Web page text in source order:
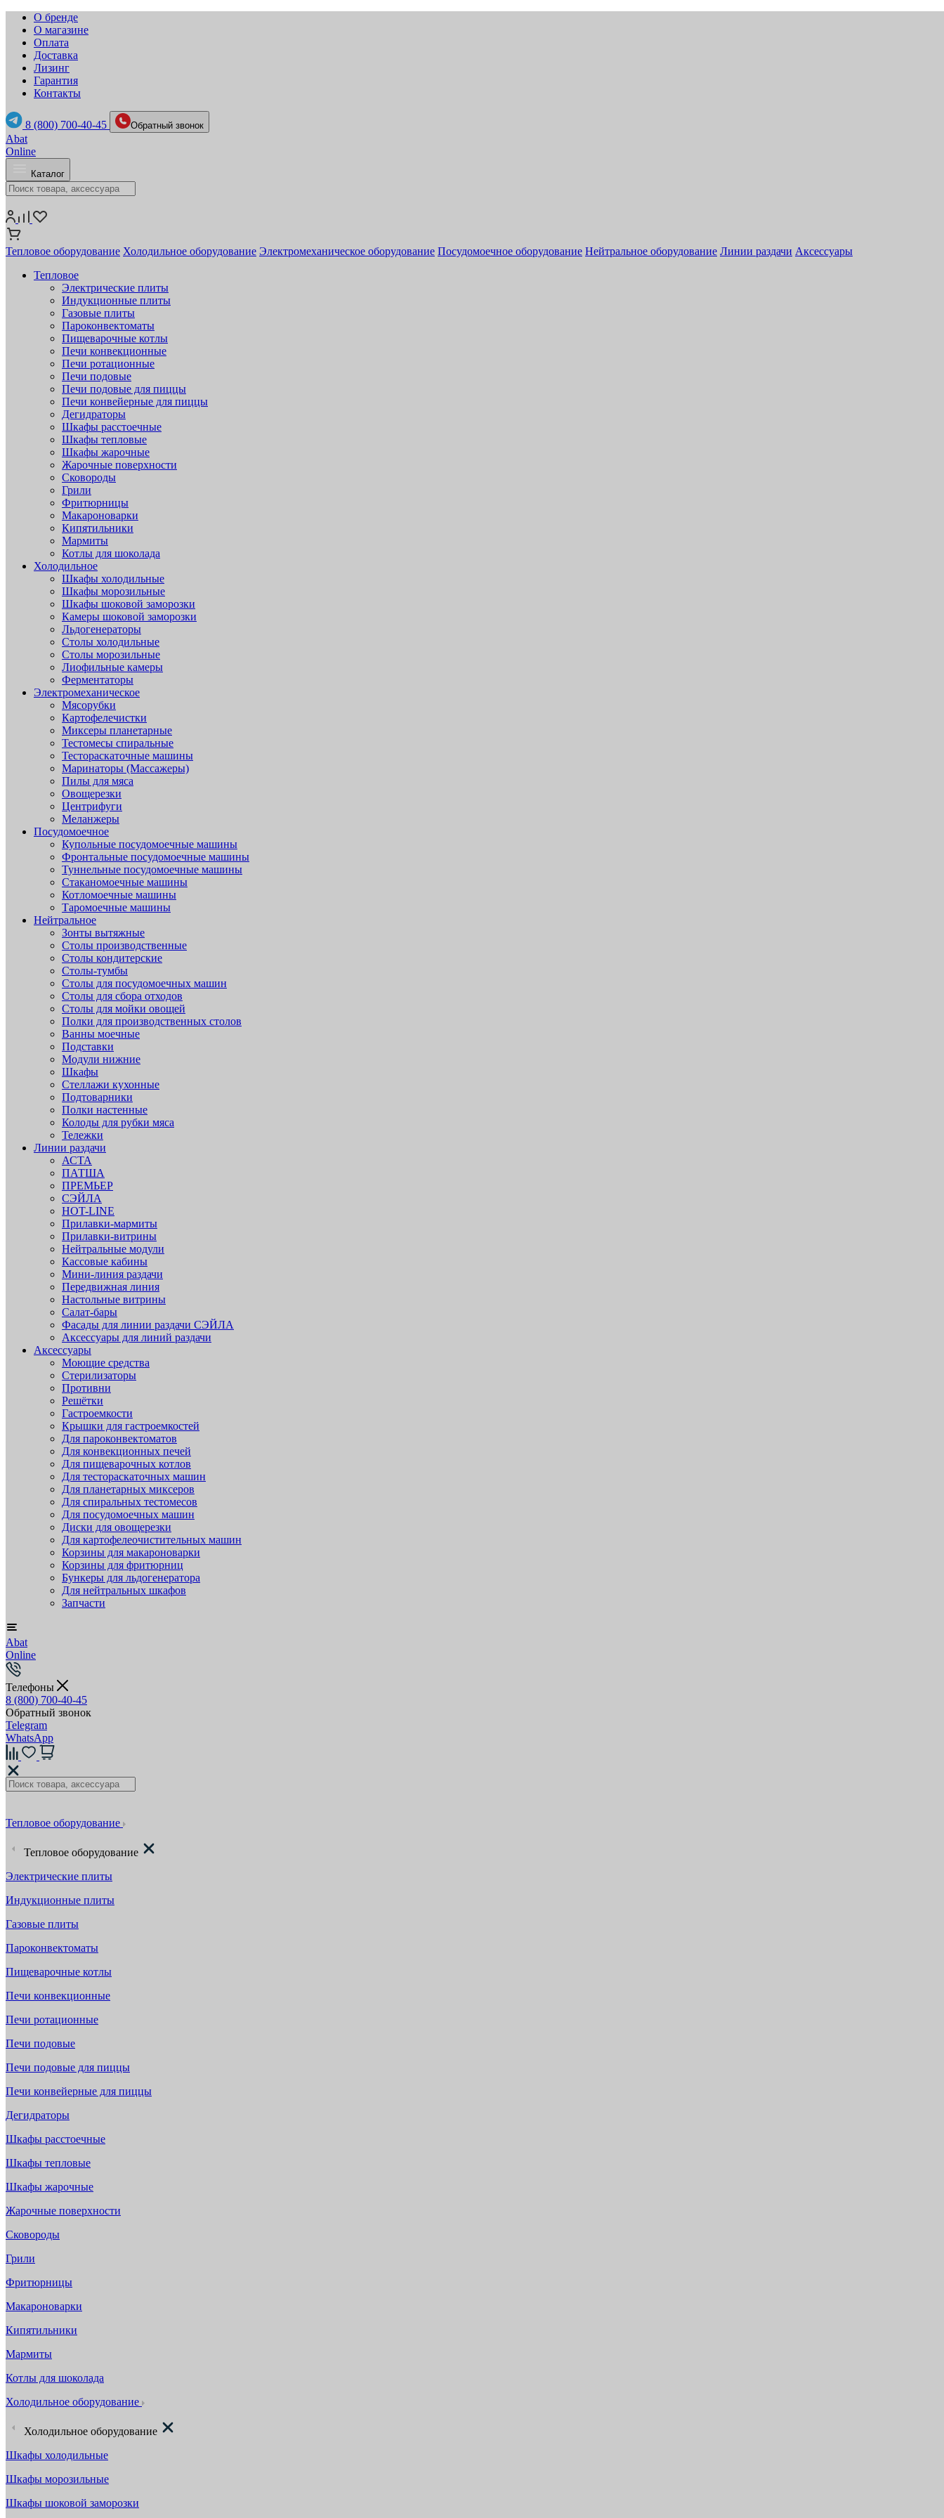
О бренде
О магазине
Оплата
Доставка
Лизинг
Гарантия
Контакты
8 (800) 700-40-45 Обратный звонок
Abat
Online
Каталог
Тепловое оборудование Холодильное оборудование Электромеханическое оборудование Посудомоечное оборудование Нейтральное оборудование Линии раздачи Аксессуары
Тепловое
Электрические плиты
Индукционные плиты
Газовые плиты
Пароконвектоматы
Пищеварочные котлы
Печи конвекционные
Печи ротационные
Печи подовые
Печи подовые для пиццы
Печи конвейерные для пиццы
Дегидраторы
Шкафы расстоечные
Шкафы тепловые
Шкафы жарочные
Жарочные поверхности
Сковороды
Грили
Фритюрницы
Макароноварки
Кипятильники
Мармиты
Котлы для шоколада
Холодильное
Шкафы холодильные
Шкафы морозильные
Шкафы шоковой заморозки
Камеры шоковой заморозки
Льдогенераторы
Столы холодильные
Столы морозильные
Лиофильные камеры
Ферментаторы
Электромеханическое
Мясорубки
Картофелечистки
Миксеры планетарные
Тестомесы спиральные
Тестораскаточные машины
Маринаторы (Массажеры)
Пилы для мяса
Овощерезки
Центрифуги
Меланжеры
Посудомоечное
Купольные посудомоечные машины
Фронтальные посудомоечные машины
Туннельные посудомоечные машины
Стаканомоечные машины
Котломоечные машины
Таромоечные машины
Нейтральное
Зонты вытяжные
Столы производственные
Столы кондитерские
Столы-тумбы
Столы для посудомоечных машин
Столы для сбора отходов
Столы для мойки овощей
Полки для производственных столов
Ванны моечные
Подставки
Модули нижние
Шкафы
Стеллажи кухонные
Подтоварники
Полки настенные
Колоды для рубки мяса
Тележки
Линии раздачи
АСТА
ПАТША
ПРЕМЬЕР
СЭЙЛА
HOT-LINE
Прилавки-мармиты
Прилавки-витрины
Нейтральные модули
Кассовые кабины
Мини-линия раздачи
Передвижная линия
Настольные витрины
Салат-бары
Фасады для линии раздачи СЭЙЛА
Аксессуары для линий раздачи
Аксессуары
Моющие средства
Стерилизаторы
Противни
Решётки
Гастроемкости
Крышки для гастроемкостей
Для пароконвектоматов
Для конвекционных печей
Для пищеварочных котлов
Для тестораскаточных машин
Для планетарных миксеров
Для спиральных тестомесов
Для посудомоечных машин
Диски для овощерезки
Для картофелеочистительных машин
Корзины для макароноварки
Корзины для фритюрниц
Бункеры для льдогенератора
Для нейтральных шкафов
Запчасти
Abat
Online
Телефоны
8 (800) 700-40-45
Обратный звонок
Telegram
WhatsApp
Тепловое оборудование
Тепловое оборудование
Электрические плиты
Индукционные плиты
Газовые плиты
Пароконвектоматы
Пищеварочные котлы
Печи конвекционные
Печи ротационные
Печи подовые
Печи подовые для пиццы
Печи конвейерные для пиццы
Дегидраторы
Шкафы расстоечные
Шкафы тепловые
Шкафы жарочные
Жарочные поверхности
Сковороды
Грили
Фритюрницы
Макароноварки
Кипятильники
Мармиты
Котлы для шоколада
Холодильное оборудование
Холодильное оборудование
Шкафы холодильные
Шкафы морозильные
Шкафы шоковой заморозки